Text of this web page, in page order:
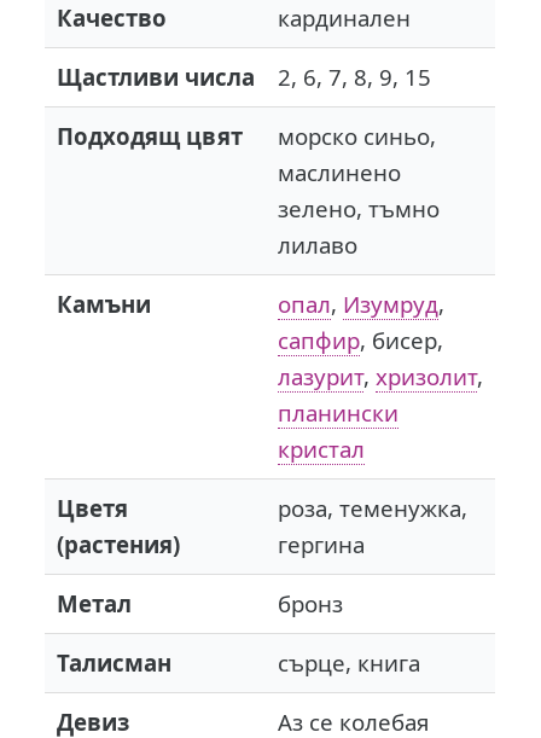
Качество
кардинален
Щастливи числа
2, 6, 7, 8, 9, 15
Подходящ цвят
морско синьо,
маслинено
зелено, тъмно
лилаво
Камъни
опал, Изумруд,
сапфир, бисер,
лазурит, хризолит,
планински
кристал
Цветя
(растения)
роза, теменужка,
гергина
Метал
бронз
Талисман
сърце, книга
Девиз
Аз се колебая